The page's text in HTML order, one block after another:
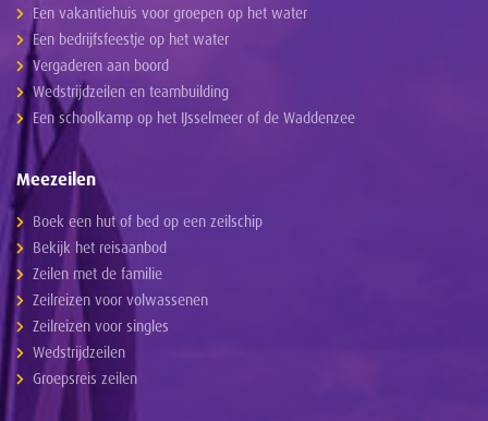
Een vakantiehuis voor groepen op het water
Een bedrijfsfeestje op het water
Vergaderen aan boord
Wedstrijdzeilen en teambuilding
Een schoolkamp op het IJsselmeer of de Waddenzee
Meezeilen
Boek een hut of bed op een zeilschip
Bekijk het reisaanbod
Zeilen met de familie
Zeilreizen voor volwassenen
Zeilreizen voor singles
Wedstrijdzeilen
Groepsreis zeilen